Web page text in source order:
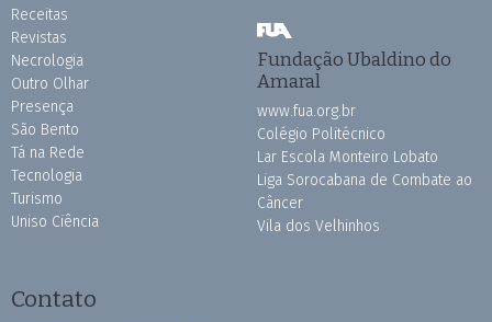
Receitas
Revistas
Necrologia
Outro Olhar
Presença
São Bento
Tá na Rede
Tecnologia
Turismo
Uniso Ciência
Fundação Ubaldino do
Amaral
www.fua.org.br
Colégio Politécnico
Lar Escola Monteiro Lobato
Liga Sorocabana de Combate ao
Câncer
Vila dos Velhinhos
Contato